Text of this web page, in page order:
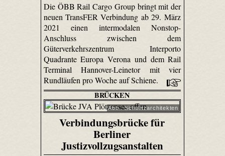
Die ÖBB Rail Cargo Group bringt mit der
neuen TransFER Verbindung ab 29. März
2021 einen intermodalen Nonstop-
Anschluss zwischen dem
Güterverkehrszentrum Interporto
Quadrante Europa Verona und dem Rail
Terminal Hannover-Leinetor mit vier
Rundläufen pro Woche auf Schiene.
BRÜCKEN
Abb.: Schulitzarchitekten
Verbindungsbrücke für
Berliner
Justizvollzugsanstalten